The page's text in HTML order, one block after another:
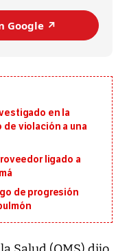
Google ↗️
en la
de violación a una
ligado a
de progresión